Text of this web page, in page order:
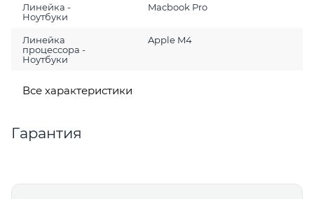
Линейка -
Ноутбуки
Macbook Pro
Линейка
процессора -
Ноутбуки
Apple M4
Все характеристики
Гарантия